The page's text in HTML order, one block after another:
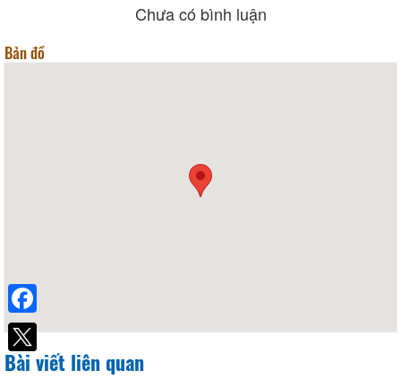
Chưa có bình luận
Bản đồ
Bài viết liên quan
Facebook